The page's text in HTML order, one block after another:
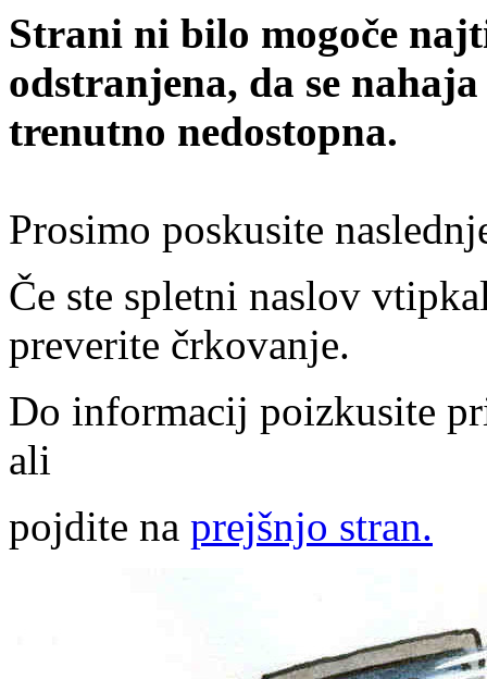
Strani ni bilo mogoče
odstranjena, da se
trenutno nedostopna.
Prosimo poskusite
Če ste spletni naslov
preverite črkovanje.
Do informacij poizkusite
ali
pojdite na prejšnjo stran.